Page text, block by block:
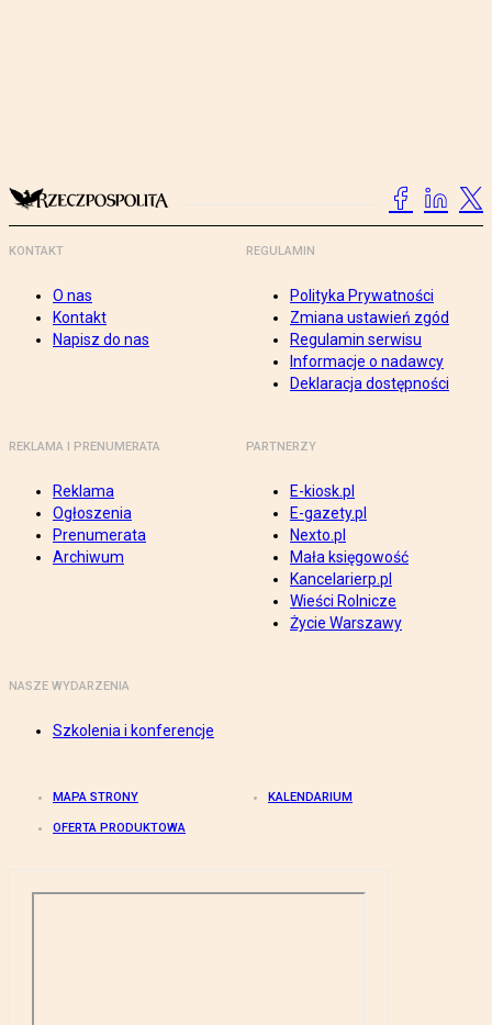
KONTAKT
O nas
Kontakt
Napisz do nas
REGULAMIN
Polityka Prywatności
Zmiana ustawień zgód
Regulamin serwisu
Informacje o nadawcy
Deklaracja dostępności
REKLAMA I PRENUMERATA
Reklama
Ogłoszenia
Prenumerata
Archiwum
PARTNERZY
E-kiosk.pl
E-gazety.pl
Nexto.pl
Mała księgowość
Kancelarierp.pl
Wieści Rolnicze
Życie Warszawy
NASZE WYDARZENIA
Szkolenia i konferencje
MAPA STRONY KALENDARIUM
OFERTA PRODUKTOWA